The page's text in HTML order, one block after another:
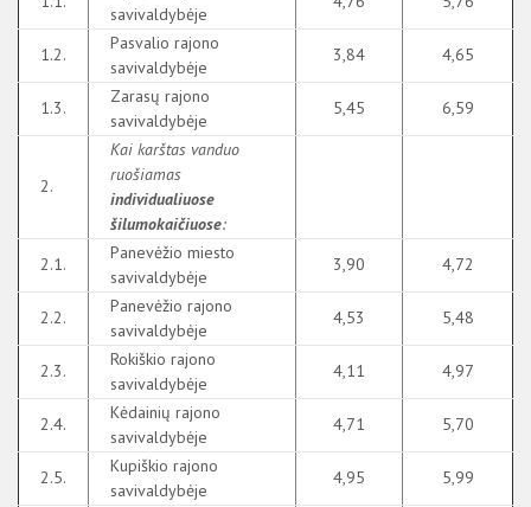
savivaldybėje
1.2.
Pasvalio rajono
savivaldybėje
3,84 4,65
1.3.
Zarasų rajono
savivaldybėje
5,45 6,59
2.
Kai karštas vanduo
ruošiamas
individualiuose
šilumokaičiuose:
2.1.
Panevėžio miesto
savivaldybėje
3,90 4,72
2.2.
Panevėžio rajono
savivaldybėje
4,53 5,48
2.3.
Rokiškio rajono
savivaldybėje
4,11 4,97
2.4.
Kėdainių rajono
savivaldybėje
4,71 5,70
2.5.
Kupiškio rajono
savivaldybėje
4,95 5,99